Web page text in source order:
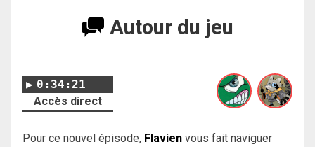
Autour du jeu
0:34:21
Accès direct
Pour ce nouvel épisode, Flavien vous fait naviguer